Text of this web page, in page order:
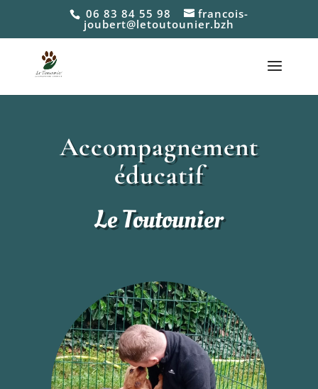
06 83 84 55 98 francois-
joubert@letoutounier.bzh
Accompagnement
éducatif
Le Toutounier